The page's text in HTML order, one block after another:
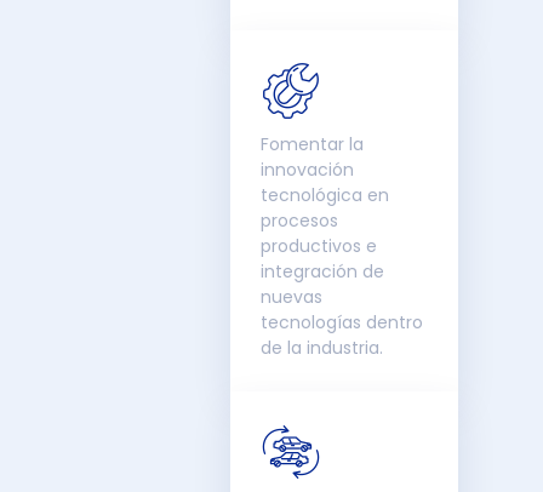
Fomentar la
innovación
tecnológica en
procesos
productivos e
integración de
nuevas
tecnologías dentro
de la industria.